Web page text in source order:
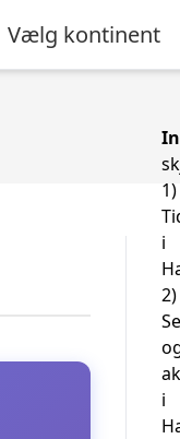
Vælg kontinent
1)
i
2)
i